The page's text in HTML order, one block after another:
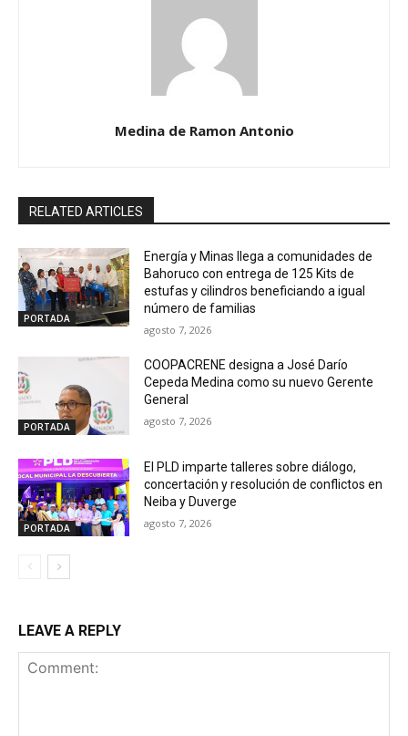
Medina de Ramon Antonio
RELATED ARTICLES
PORTADA
Energía y Minas llega a comunidades de
Bahoruco con entrega de 125 Kits de
estufas y cilindros beneficiando a igual
número de familias
agosto 7, 2026
PORTADA
COOPACRENE designa a José Darío
Cepeda Medina como su nuevo Gerente
General
agosto 7, 2026
PORTADA
El PLD imparte talleres sobre diálogo,
concertación y resolución de conflictos en
Neiba y Duverge
agosto 7, 2026
LEAVE A REPLY